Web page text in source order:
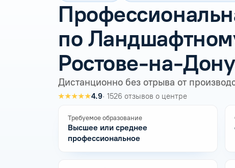
по
Ростове-на-Дону
Дистанционно без отрыва от
★★★★★4.9· 1526 отзывов о центре
Требуемое образование
Высшее или среднее
профессиональное